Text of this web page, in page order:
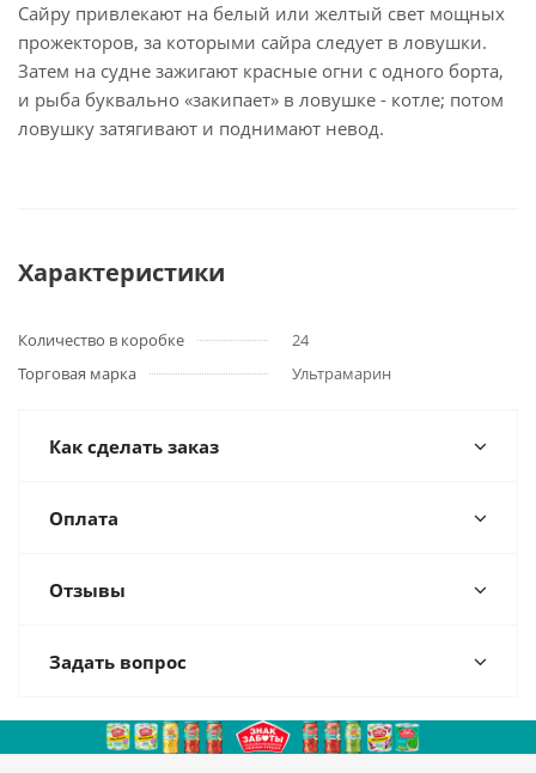
Сайру привлекают на белый или желтый свет мощных
прожекторов, за которыми сайра следует в ловушки.
Затем на судне зажигают красные огни с одного борта,
и рыба буквально «закипает» в ловушке - котле; потом
ловушку затягивают и поднимают невод.
Характеристики
Количество в коробке
24
Торговая марка
Ультрамарин
Как сделать заказ
Оплата
Отзывы
Задать вопрос